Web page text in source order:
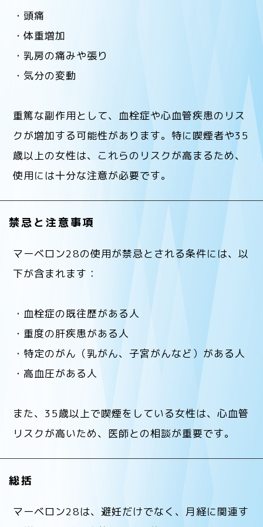
・頭痛
・体重増加
・乳房の痛みや張り
・気分の変動
重篤な副作用として、血栓症や心血管疾患のリス
クが増加する可能性があります。特に喫煙者や35
歳以上の女性は、これらのリスクが高まるため、
使用には十分な注意が必要です。
禁忌と注意事項
マーベロン28の使用が禁忌とされる条件には、以
下が含まれます：
・血栓症の既往歴がある人
・重度の肝疾患がある人
・特定のがん（乳がん、子宮がんなど）がある人
・高血圧がある人
また、35歳以上で喫煙をしている女性は、心血管
リスクが高いため、医師との相談が重要です。
総括
マーベロン28は、避妊だけでなく、月経に関連す